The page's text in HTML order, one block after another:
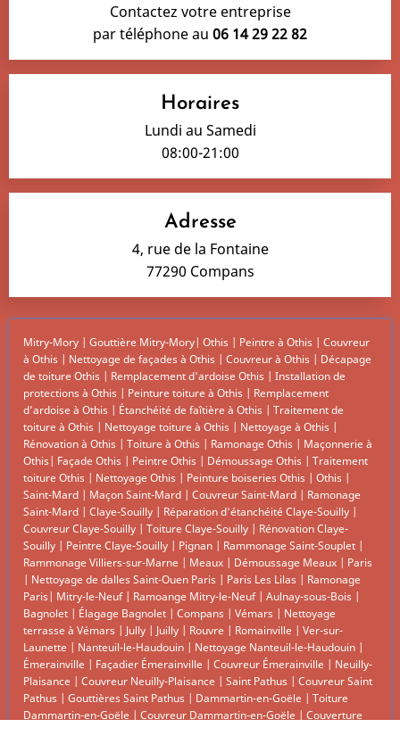
Contactez votre entreprise
par téléphone au 06 14 29 22 82
Horaires
Lundi au Samedi
08:00-21:00
Adresse
4, rue de la Fontaine
77290 Compans
Mitry-Mory | Gouttière Mitry-Mory| Othis | Peintre à Othis | Couvreur
à Othis | Nettoyage de façades à Othis | Couvreur à Othis | Décapage
de toiture Othis | Remplacement d'ardoise Othis | Installation de
protections à Othis | Peinture toiture à Othis | Remplacement
d’ardoise à Othis | Étanchéité de faîtière à Othis | Traitement de
toiture à Othis | Nettoyage toiture à Othis | Nettoyage à Othis |
Rénovation à Othis | Toiture à Othis | Ramonage Othis | Maçonnerie à
Othis| Façade Othis | Peintre Othis | Démoussage Othis | Traitement
toiture Othis | Nettoyage Othis | Peinture boiseries Othis | Othis |
Saint-Mard | Maçon Saint-Mard | Couvreur Saint-Mard | Ramonage
Saint-Mard | Claye-Souilly | Réparation d'étanchéité Claye-Souilly |
Couvreur Claye-Souilly | Toiture Claye-Souilly | Rénovation Claye-
Souilly | Peintre Claye-Souilly | Pignan | Rammonage Saint-Souplet |
Rammonage Villiers-sur-Marne | Meaux | Démoussage Meaux | Paris
| Nettoyage de dalles Saint-Ouen Paris | Paris Les Lilas | Ramonage
Paris| Mitry-le-Neuf| Ramoange Mitry-le-Neuf| Aulnay-sous-Bois |
Bagnolet | Élagage Bagnolet | Compans | Vémars | Nettoyage
terrasse à Vémars | Jully | Juilly | Rouvre | Romainville | Ver-sur-
Launette | Nanteuil-le-Haudouin | Nettoyage Nanteuil-le-Haudouin |
Émerainville | Façadier Émerainville | Couvreur Émerainville | Neuilly-
Plaisance | Couvreur Neuilly-Plaisance | Saint Pathus | Couvreur Saint
Pathus | Gouttières Saint Pathus | Dammartin-en-Goële | Toiture
Dammartin-en-Goële | Couvreur Dammartin-en-Goële | Couverture